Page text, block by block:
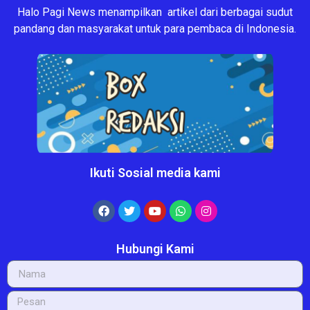
Halo Pagi News menampilkan artikel dari berbagai sudut
pandang dan masyarakat untuk para pembaca di Indonesia.
Ikuti Sosial media kami
Hubungi Kami